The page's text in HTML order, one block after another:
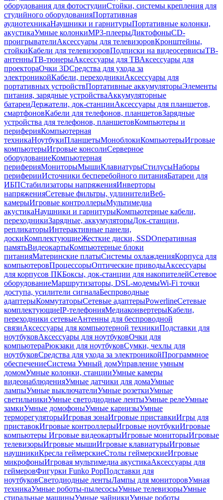
оборудования для фотостудииСтойки, системы крепления для
студийного оборудованияПортативная
аудиотехникаНаушники и гарнитурыПортативные колонки,
акустикаУмные колонкиMP3-плеерыДиктофоныCD-
проигрывателиАксессуары для телевизоровКронштейны,
стойкиКабели для телевизоровПодписки на видеосервисыТВ-
антенныТВ-тюнерыАксессуары для ТВАксессуары для
проектораОчки 3DСредства для ухода за
электроникойКабели, переходникиАксессуары для
портативных устройствПортативные аккумуляторыЭлементы
питания, зарядные устройстваАккумуляторные
батареиДержатели, док-станцииАксессуары для планшетов,
смартфоновКабели для телефонов, планшетовЗарядные
устройства для телефонов, планшетовКомпьютеры и
периферияКомпьютерная
техникаНоутбукиПланшетыМоноблокиКомпьютерыИгровые
компьютерыИгровые консолиСерверное
оборудованиеКомпьютерная
периферияМониторыМышиКлавиатурыСтилусыНаборы
периферииИсточники бесперебойного питанияБатареи для
ИБПСтабилизаторы напряженияИнверторы
напряженияСетевые фильтры, удлинителиВеб-
камерыИгровые контроллерыМультимедиа
акустикаНаушники и гарнитурыКомпьютерные кабели,
переходникиЗарядные, аккумуляторыДок-станции,
репликаторыИнтерактивные панели,
доскиКомплектующиеЖесткие диски, SSDОперативная
памятьВидеокартыКомпьютерные блоки
питанияМатеринские платыСистемы охлажденияКорпуса для
компьютеровПроцессорыОптические приводыАксессуары
для корпусов ПКБоксы, док-станции для накопителейСетевое
оборудованиеМаршрутизаторы, DSL-модемыWi-Fi точки
доступа, усилители сигналаБеспроводные
адаптерыКоммутаторыСетевые адаптерыPowerlineСетевые
комплектующиеIP-телефонияМедиаконвертерыКабели,
переходники сетевыеАнтенны для беспроводной
связиАксессуары для компьютерной техникиПодставки для
ноутбуковАксессуары для ноутбуковОчки для
компьютераРюкзаки для ноутбуковСумки, чехлы для
ноутбуковСредства для ухода за электроникойПрограммное
обеспечениеСистема Умный домУправление умным
домомУмные колонки, станцииУмные камеры
видеонаблюденияУмные датчики для домаУмные
лампыУмные выключателиУмные розеткиУмные
светильникиУмные светодиодные лентыУмные релеУмные
замкиУмные домофоныУмные карнизыУмные
терморегуляторыИгровая зонаИгровые приставкиИгры для
приставокИгровые контроллерыИгровые ноутбукиИгровые
компьютеры Игровые видеокартыИгровые мониторыИгровые
телевизорыИгровые мышиИгровые клавиатурыИгровые
наушникиКресла геймерскиеСтолы геймерскиеИгровые
микрофоныИгровая мультимедиа акустикаАксессуары для
геймеровФигурки Funko PopПодставки для
ноутбуковСветодиодные лентыЛампы для мониторовУмная
техникаУмные роботы-пылесосыУмные телевизорыУмные
стиральные машиныУмные чайникиУмные роботы